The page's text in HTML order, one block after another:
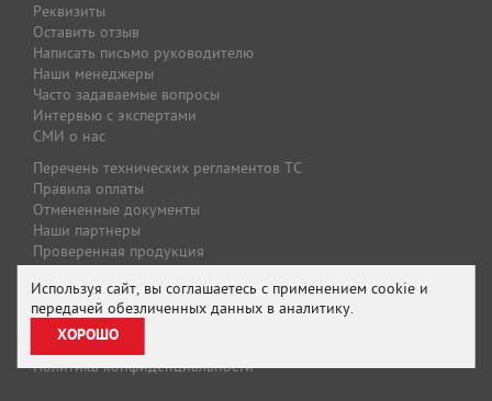
Реквизиты
Оставить отзыв
Написать письмо руководителю
Наши менеджеры
Часто задаваемые вопросы
Интервью с экспертами
СМИ о нас
Перечень технических регламентов ТС
Правила оплаты
Отмененные документы
Наши партнеры
Проверенная продукция
Оплата и доставка
Специальные предложения
Предложение для партнеров
Подписаться на рассылку
Политика конфиденциальности
Используя сайт, вы соглашаетесь с применением cookie и
передачей обезличенных данных в аналитику.
ХОРОШО